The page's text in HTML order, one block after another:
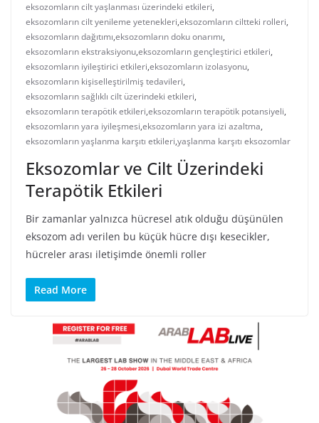
eksozomların cilt yaşlanması üzerindeki etkileri,
eksozomların cilt yenileme yetenekleri,eksozomların ciltteki rolleri,
eksozomların dağıtımı,eksozomların doku onarımı,
eksozomların ekstraksiyonu,eksozomların gençleştirici etkileri,
eksozomların iyileştirici etkileri,eksozomların izolasyonu,
eksozomların kişiselleştirilmiş tedavileri,
eksozomların sağlıklı cilt üzerindeki etkileri,
eksozomların terapötik etkileri,eksozomların terapötik potansiyeli,
eksozomların yara iyileşmesi,eksozomların yara izi azaltma,
eksozomların yaşlanma karşıtı etkileri,yaşlanma karşıtı eksozomlar
Eksozomlar ve Cilt Üzerindeki
Terapötik Etkileri
Bir zamanlar yalnızca hücresel atık olduğu düşünülen
eksozom adı verilen bu küçük hücre dışı kesecikler,
hücreler arası iletişimde önemli roller
Read More